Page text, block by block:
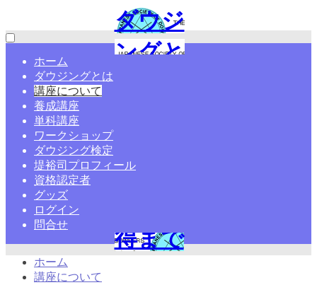
ダウジ
ングと
ラム・
得まで
ホーム
ダウジングとは
講座について
養成講座
単科講座
ワークショップ
ダウジング検定
堤裕司プロフィール
資格認定者
グッズ
ログイン
問合せ
ホーム
講座について